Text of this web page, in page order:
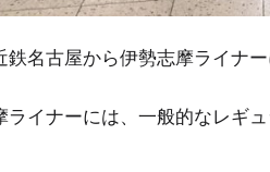
鉄名古屋から伊勢志摩ライナ
ライナーには、一般的なレギ